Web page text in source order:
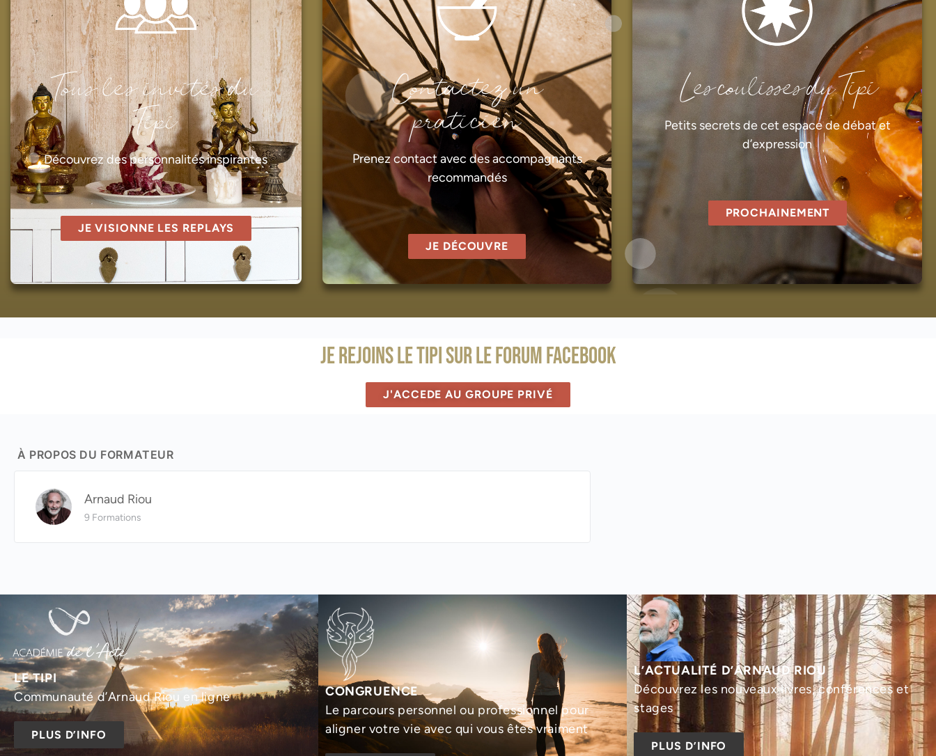
Tous les invités du
Tipi
Découvrez des personnalités inspirantes
JE VISIONNE LES REPLAYS
Contactez un
praticien
Prenez contact avec des accompagnants
recommandés
JE DÉCOUVRE
Les coulisses du Tipi
Petits secrets de cet espace de débat et
d’expression
PROCHAINEMENT
Je rejoins le Tipi sur le forum Facebook
J'ACCEDE AU GROUPE PRIVÉ
À PROPOS DU FORMATEUR
Arnaud Riou
9 Formations
LE TIPI
Communauté d’Arnaud Riou en ligne
PLUS D’INFO
CONGRUENCE
Le parcours personnel ou professionnel pour
aligner votre vie avec qui vous êtes vraiment
L’ACTUALITÉ D’ARNAUD RIOU
Découvrez les nouveaux livres, conférences et
stages
PLUS D’INFO